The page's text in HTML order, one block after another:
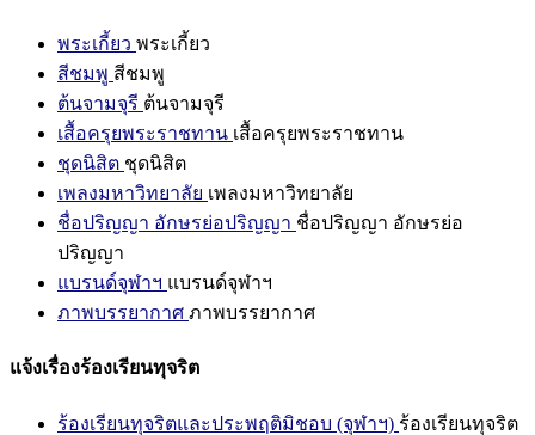
พระเกี้ยว พระเกี้ยว
สีชมพู สีชมพู
ต้นจามจุรี ต้นจามจุรี
เสื้อครุยพระราชทาน เสื้อครุยพระราชทาน
ชุดนิสิต ชุดนิสิต
เพลงมหาวิทยาลัย เพลงมหาวิทยาลัย
ชื่อปริญญา อักษรย่อปริญญา ชื่อปริญญา อักษรย่อ
ปริญญา
แบรนด์จุฬาฯ แบรนด์จุฬาฯ
ภาพบรรยากาศ ภาพบรรยากาศ
แจ้งเรื่องร้องเรียนทุจริต
ร้องเรียนทุจริตและประพฤติมิชอบ (จุฬาฯ) ร้องเรียนทุจริต